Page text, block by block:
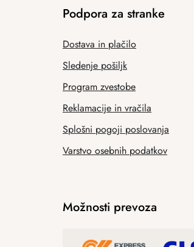
Podpora za stranke
Dostava in plačilo
Sledenje pošiljk
Program zvestobe
Reklamacije in vračila
Splošni pogoji poslovanja
Varstvo osebnih podatkov
Možnosti prevoza